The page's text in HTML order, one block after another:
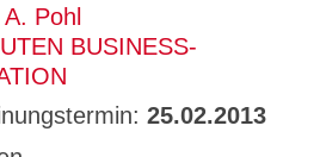
Pohl
BUSINESS-
25.02.2013